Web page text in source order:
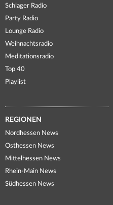
Schlager Radio
Party Radio
Lounge Radio
Weihnachtsradio
Meditationsradio
Top 40
Playlist
REGIONEN
Nordhessen News
Osthessen News
Mittelhessen News
Rhein-Main News
Südhessen News